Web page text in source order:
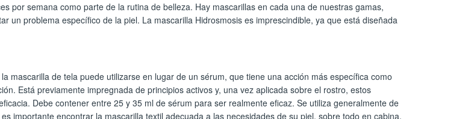
por semana como parte de la rutina de belleza. Hay mascarillas en cada una de nuestras gamas,
un problema específico de la piel. La mascarilla Hidrosmosis es imprescindible, ya que está diseñada
mascarilla de tela puede utilizarse en lugar de un sérum, que tiene una acción más específica como
Está previamente impregnada de principios activos y, una vez aplicada sobre el rostro, estos
Debe contener entre 25 y 35 ml de sérum para ser realmente eficaz. Se utiliza generalmente de
importante encontrar la mascarilla textil adecuada a las necesidades de su piel, sobre todo en cabina,